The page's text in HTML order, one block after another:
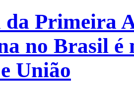
Primeira
no Brasil é
União